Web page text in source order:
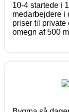
10-4 startede i
medarbejdere i
priser til
omegn af 500